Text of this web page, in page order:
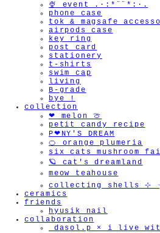
🍨 event .·:*¨¨*:·.
phone case
tok & magsafe
airpods case
key ring
post card
stationery
t-shirts
swim cap
living
B-grade
bye !
collection
❤︎ melon 🍈
petit candy recipe
P❤︎NY'S DREAM
🍊 orange plumeria
six cats mushroom
🪐 cat's dreamland
meow teahouse
collecting shells ⊹
ceramics
friends
hyusik_nail
collaboration
_dasol.p × i live